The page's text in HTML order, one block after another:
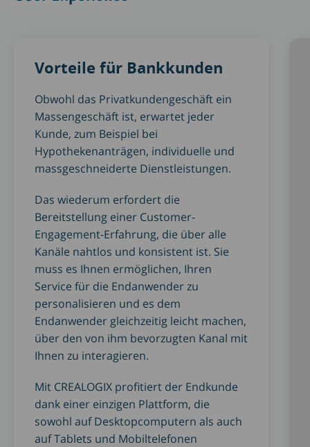
Vorteile für Bankkunden
Obwohl das Privatkundengeschäft ein
Massengeschäft ist, erwartet jeder
Kunde, zum Beispiel bei
Hypothekenanträgen, individuelle und
massgeschneiderte Dienstleistungen.
Das wiederum erfordert die
Bereitstellung einer Customer-
Engagement-Erfahrung, die über alle
Kanäle nahtlos und konsistent ist. Sie
muss es Ihnen ermöglichen, Ihren
Service für die Endanwender zu
personalisieren und es dem
Endanwender gleichzeitig leicht machen,
über den von ihm bevorzugten Kanal mit
Ihnen zu interagieren.
Mit CREALOGIX profitiert der Endkunde
dank einer einzigen Plattform, die
sowohl auf Desktopcomputern als auch
auf Tablets und Mobiltelefonen